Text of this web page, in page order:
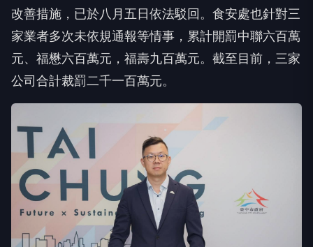
改善措施，已於八月五日依法駁回。食安處也針對三
家業者多次未依規通報等情事，累計開罰中聯六百萬
元、福懋六百萬元，福壽九百萬元。截至目前，三家
公司合計裁罰二千一百萬元。